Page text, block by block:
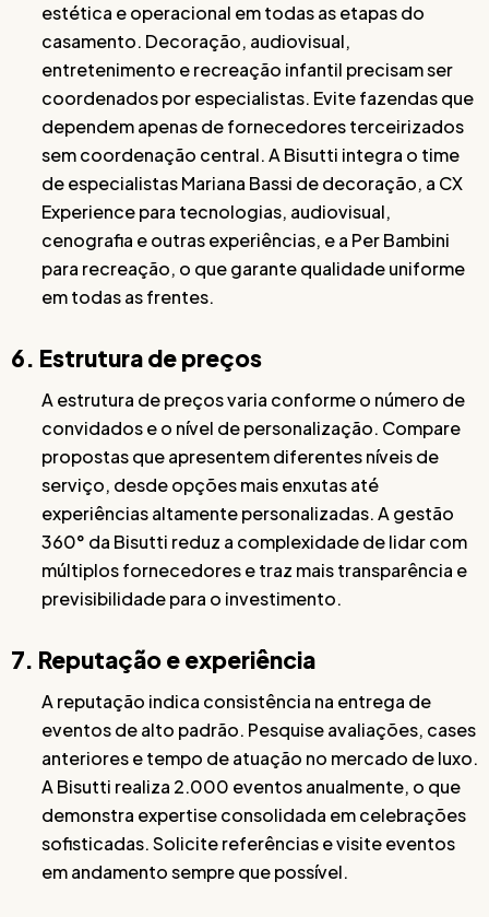
estética e operacional em todas as etapas do
casamento. Decoração, audiovisual,
entretenimento e recreação infantil precisam ser
coordenados por especialistas. Evite fazendas que
dependem apenas de fornecedores terceirizados
sem coordenação central. A Bisutti integra o time
de especialistas Mariana Bassi de decoração, a CX
Experience para tecnologias, audiovisual,
cenografia e outras experiências, e a Per Bambini
para recreação, o que garante qualidade uniforme
em todas as frentes.
6. Estrutura de preços
A estrutura de preços varia conforme o número de
convidados e o nível de personalização. Compare
propostas que apresentem diferentes níveis de
serviço, desde opções mais enxutas até
experiências altamente personalizadas. A gestão
360° da Bisutti reduz a complexidade de lidar com
múltiplos fornecedores e traz mais transparência e
previsibilidade para o investimento.
7. Reputação e experiência
A reputação indica consistência na entrega de
eventos de alto padrão. Pesquise avaliações, cases
anteriores e tempo de atuação no mercado de luxo.
A Bisutti realiza 2.000 eventos anualmente, o que
demonstra expertise consolidada em celebrações
sofisticadas. Solicite referências e visite eventos
em andamento sempre que possível.